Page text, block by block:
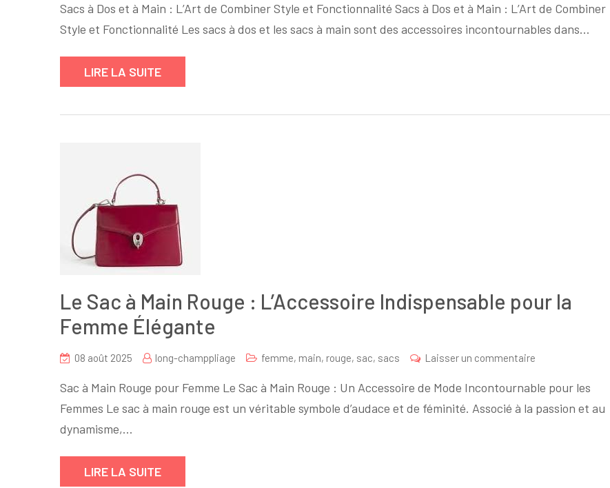
Sac
à
Sacs à Dos et à Main : L’Art de Combiner Style et Fonctionnalité Sacs à Dos et à Main : L’Art de Combiner
Style et Fonctionnalité Les sacs à dos et les sacs à main sont des accessoires incontournables dans…
LIRE LA SUITE
Le Sac à Main Rouge : L’Accessoire Indispensable pour la
Femme Élégante
08 août 2025 long-champpliage femme, main, rouge, sac, sacs Laisser un commentaire
Sac
à
Sac à Main Rouge pour Femme Le Sac à Main Rouge : Un Accessoire de Mode Incontournable pour les
Femmes Le sac à main rouge est un véritable symbole d’audace et de féminité. Associé à la passion et au
dynamisme,…
LIRE LA SUITE